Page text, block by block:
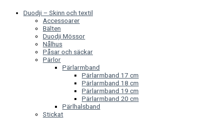
Duodji – Skinn och textil
Accessoarer
Bälten
Duodji Mössor
Nålhus
Påsar och säckar
Pärlor
Pärlarmband
Pärlarmband 17 cm
Pärlarmband 18 cm
Pärlarmband 19 cm
Pärlarmband 20 cm
Pärlhalsband
Stickat